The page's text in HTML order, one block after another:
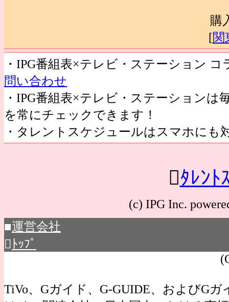
購
[関
・IPG番組表×テレビ・ステーション
問い合わせ
・IPG番組表×テレビ・ステーション
を常にチェックできます！
・タレントスケジュールはスマホにも
ﾀﾚﾝﾄ
(c) IPG Inc.
■運営会社
 ﾄｯﾌﾟ
TiVo、Gガイド、G-GUIDE、およびG